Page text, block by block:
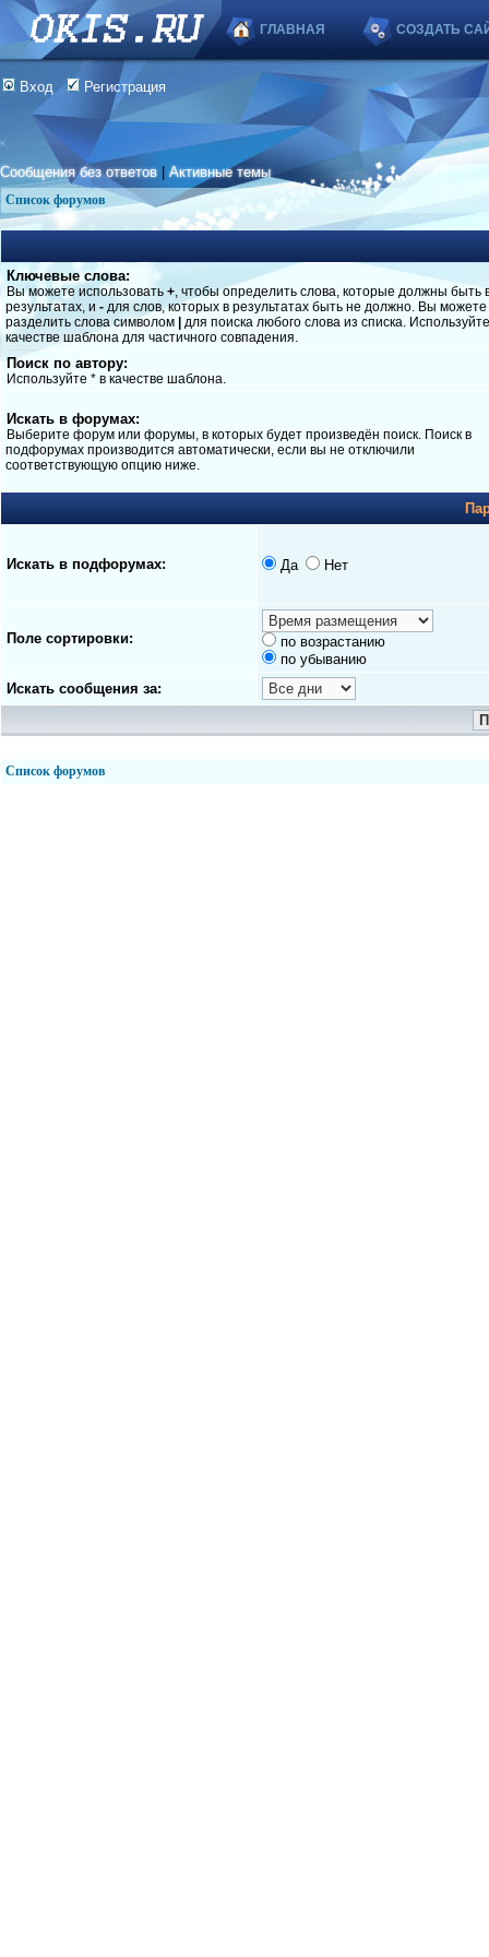
ГЛАВНАЯ СОЗДАТЬ
Вход Регистрация
Сообщения без ответов |Активные темы
Список форумов
Ключевые слова:
Вы можете использовать +, чтобы определить слова, которые должны быть
результатах, и - для слов, которых в результатах быть не должно. Вы можете
разделить слова символом
для поиска любого слова из списка.
качестве шаблона для частичного совпадения.
Поиск по автору:
Используйте * в качестве шаблона.
Искать в форумах:
Выберите форум или форумы, в которых будет произведён поиск. Поиск в
подфорумах производится автоматически, если вы не отключили
соответствующую опцию ниже.
Искать в подфорумах: Да Нет
Поле сортировки:
по возрастанию
по убыванию
Искать сообщения за:
Список форумов